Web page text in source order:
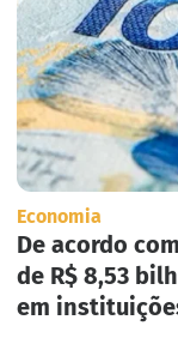
Economia
De acordo
de R$ 8,53
em